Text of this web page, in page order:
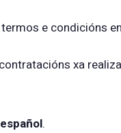
e condicións
xa
.